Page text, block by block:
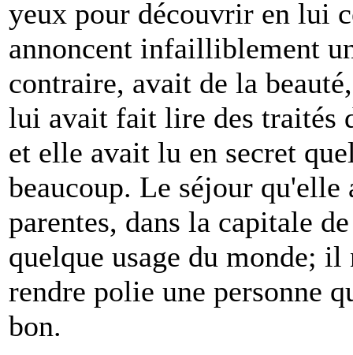
yeux pour découvrir en lui
annoncent infailliblement
contraire, avait de la
lui avait fait lire des traités
et elle avait lu en secret
beaucoup. Le séjour qu'elle
parentes, dans la capitale
quelque usage du monde;
rendre polie une personne
bon.